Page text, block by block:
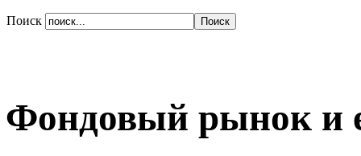
Поиск
Фондовый рынок и